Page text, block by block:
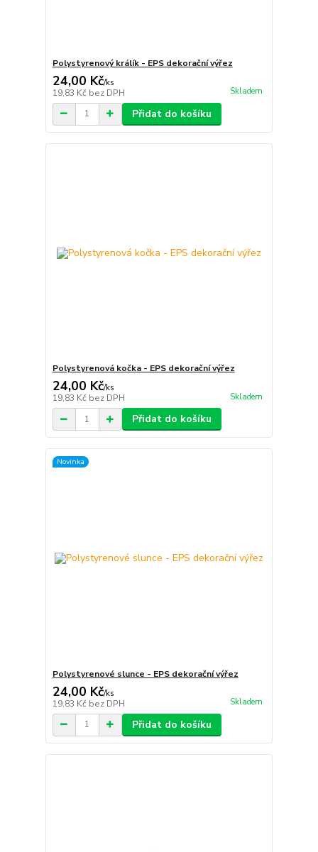
Polystyrenový králík - EPS dekorační výřez
24,00 Kč/ks
19,83 Kč bez DPH Skladem
Přidat do košíku
Polystyrenová kočka - EPS dekorační výřez
24,00 Kč/ks
19,83 Kč bez DPH Skladem
Přidat do košíku
Novinka
Polystyrenové slunce - EPS dekorační výřez
24,00 Kč/ks
19,83 Kč bez DPH Skladem
Přidat do košíku